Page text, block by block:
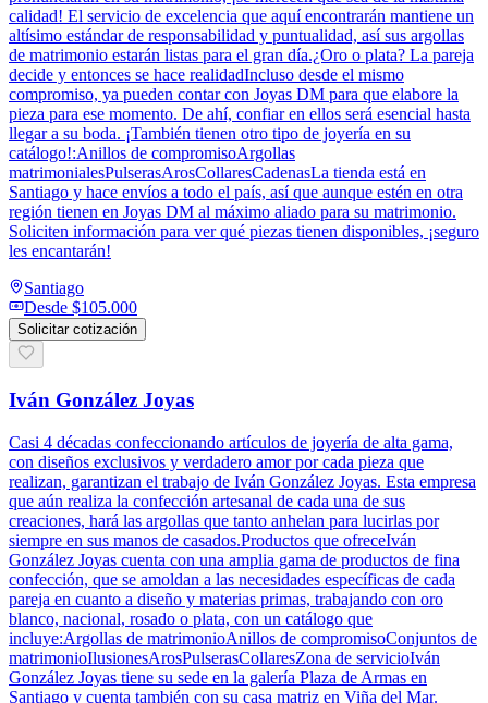
calidad! El servicio de excelencia que aquí encontrarán mantiene un
altísimo estándar de responsabilidad y puntualidad, así sus argollas
de matrimonio estarán listas para el gran día.¿Oro o plata? La pareja
decide y entonces se hace realidadIncluso desde el mismo
compromiso, ya pueden contar con Joyas DM para que elabore la
pieza para ese momento. De ahí, confiar en ellos será esencial hasta
llegar a su boda. ¡También tienen otro tipo de joyería en su
catálogo!:Anillos de compromisoArgollas
matrimonialesPulserasArosCollaresCadenasLa tienda está en
Santiago y hace envíos a todo el país, así que aunque estén en otra
región tienen en Joyas DM al máximo aliado para su matrimonio.
Soliciten información para ver qué piezas tienen disponibles, ¡seguro
les encantarán!
Santiago
Desde $105.000
Solicitar cotización
Iván González Joyas
Casi 4 décadas confeccionando artículos de joyería de alta gama,
con diseños exclusivos y verdadero amor por cada pieza que
realizan, garantizan el trabajo de Iván González Joyas. Esta empresa
que aún realiza la confección artesanal de cada una de sus
creaciones, hará las argollas que tanto anhelan para lucirlas por
siempre en sus manos de casados.Productos que ofreceIván
González Joyas cuenta con una amplia gama de productos de fina
confección, que se amoldan a las necesidades específicas de cada
pareja en cuanto a diseño y materias primas, trabajando con oro
blanco, nacional, rosado o plata, con un catálogo que
incluye:Argollas de matrimonioAnillos de compromisoConjuntos de
matrimonioIlusionesArosPulserasCollaresZona de servicioIván
González Joyas tiene su sede en la galería Plaza de Armas en
Santiago y cuenta también con su casa matriz en Viña del Mar.